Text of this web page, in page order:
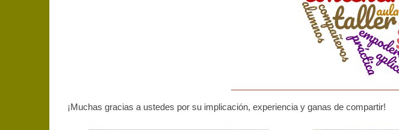
¡Muchas gracias a ustedes por su implicación, experiencia y ganas de compartir!